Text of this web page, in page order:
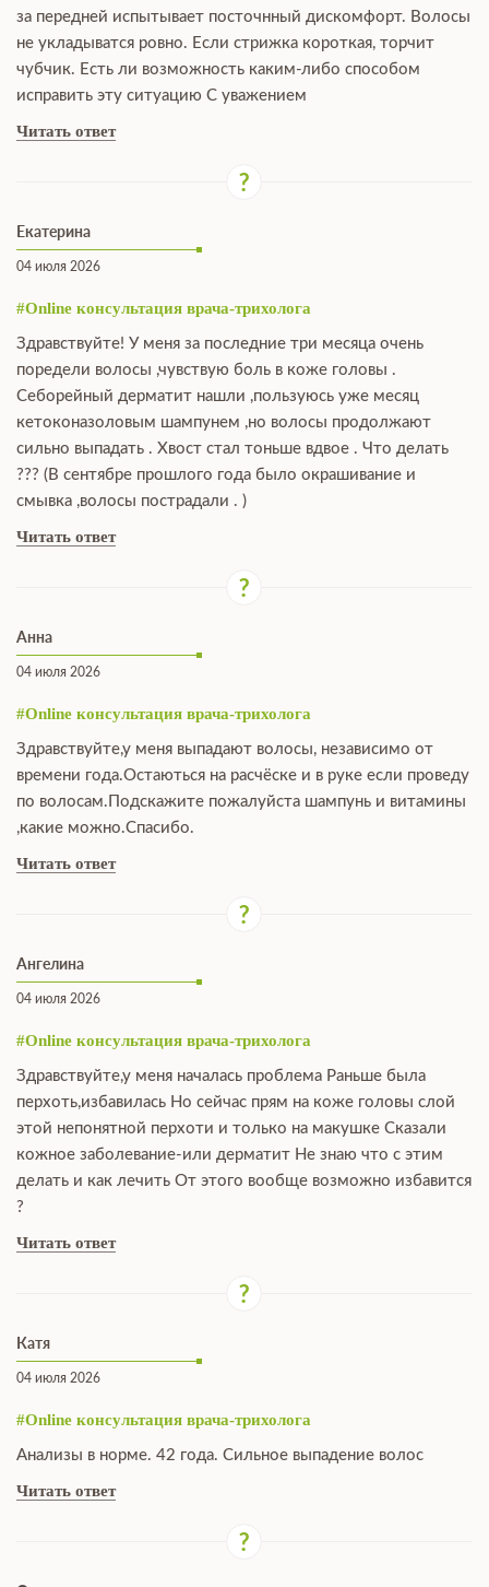
за передней испытывает посточнный дискомфорт. Волосы
не укладыватся ровно. Если стрижка короткая, торчит
чубчик. Есть ли возможность каким-либо способом
исправить эту ситуацию С уважением
Читать ответ
Екатерина
04 июля 2026
#Online консультация врача-трихолога
Здравствуйте! У меня за последние три месяца очень
поредели волосы ,чувствую боль в коже головы .
Себорейный дерматит нашли ,пользуюсь уже месяц
кетоконазоловым шампунем ,но волосы продолжают
сильно выпадать . Хвост стал тоньше вдвое . Что делать
??? (В сентябре прошлого года было окрашивание и
смывка ,волосы пострадали . )
Читать ответ
Анна
04 июля 2026
#Online консультация врача-трихолога
Здравствуйте,у меня выпадают волосы, независимо от
времени года.Остаються на расчёске и в руке если проведу
по волосам.Подскажите пожалуйста шампунь и витамины
,какие можно.Спасибо.
Читать ответ
Ангелина
04 июля 2026
#Online консультация врача-трихолога
Здравствуйте,у меня началась проблема Раньше была
перхоть,избавилась Но сейчас прям на коже головы слой
этой непонятной перхоти и только на макушке Сказали
кожное заболевание-или дерматит Не знаю что с этим
делать и как лечить От этого вообще возможно избавится
?
Читать ответ
Катя
04 июля 2026
#Online консультация врача-трихолога
Анализы в норме. 42 года. Сильное выпадение волос
Читать ответ